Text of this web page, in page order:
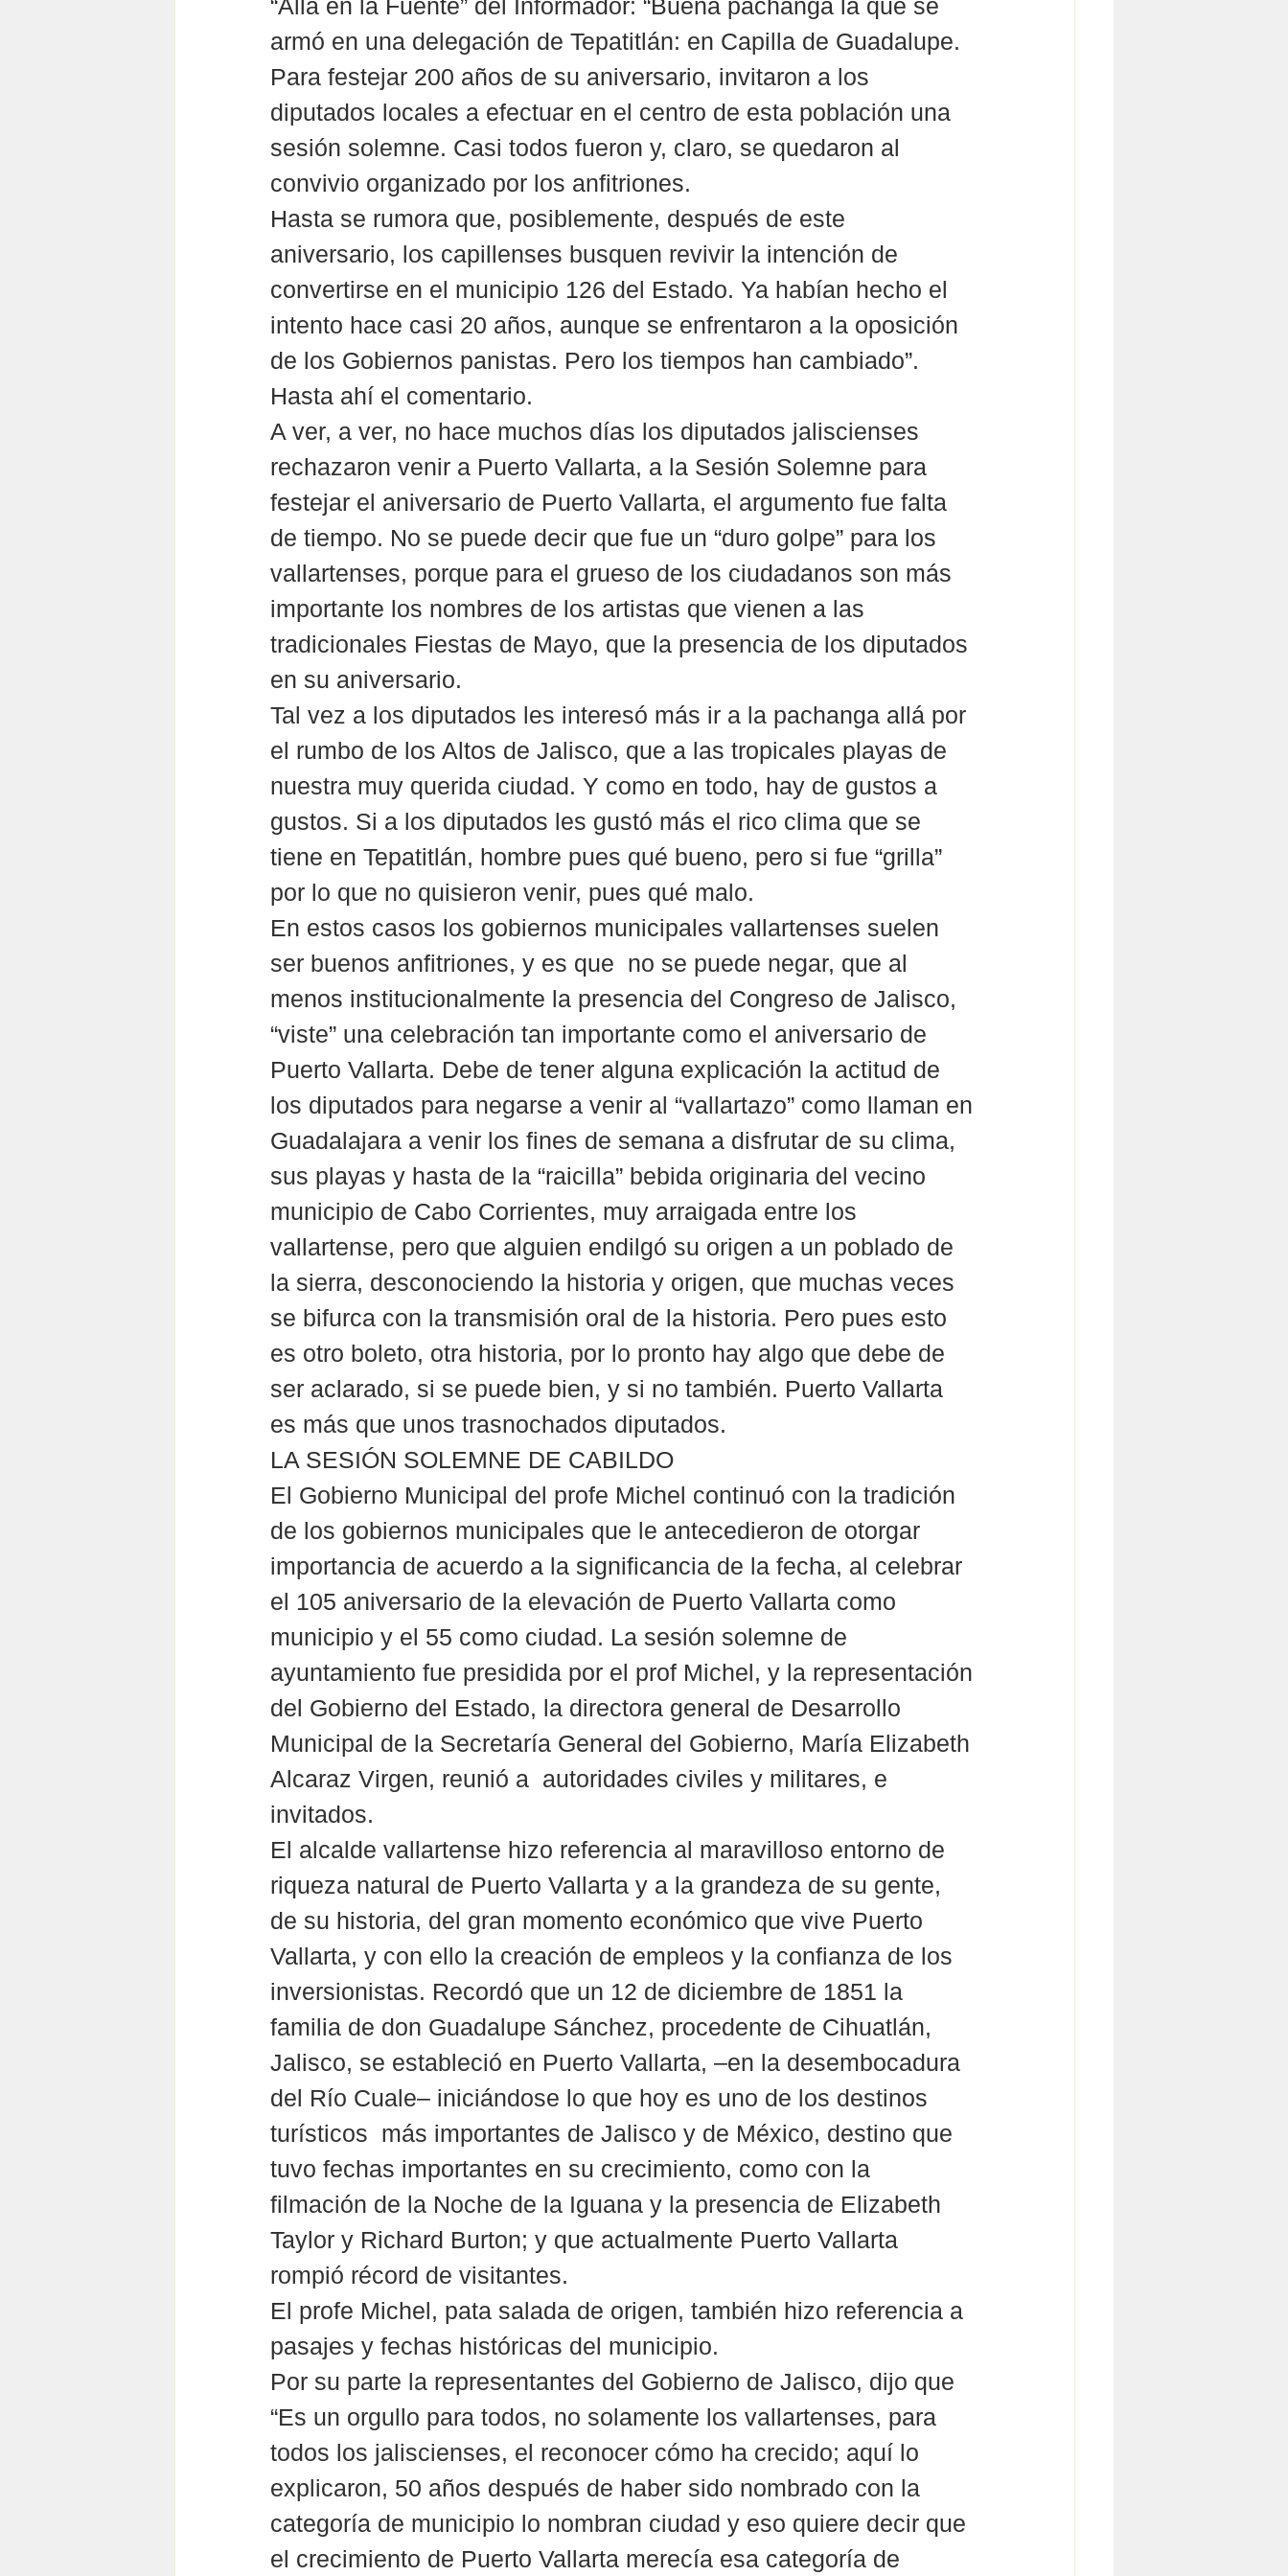
“Allá en la Fuente” del Informador: “Buena pachanga la que se
armó en una delegación de Tepatitlán: en Capilla de Guadalupe.
Para festejar 200 años de su aniversario, invitaron a los
diputados locales a efectuar en el centro de esta población una
sesión solemne. Casi todos fueron y, claro, se quedaron al
convivio organizado por los anfitriones.
Hasta se rumora que, posiblemente, después de este
aniversario, los capillenses busquen revivir la intención de
convertirse en el municipio 126 del Estado. Ya habían hecho el
intento hace casi 20 años, aunque se enfrentaron a la oposición
de los Gobiernos panistas. Pero los tiempos han cambiado”.
Hasta ahí el comentario.
A ver, a ver, no hace muchos días los diputados jaliscienses
rechazaron venir a Puerto Vallarta, a la Sesión Solemne para
festejar el aniversario de Puerto Vallarta, el argumento fue falta
de tiempo. No se puede decir que fue un “duro golpe” para los
vallartenses, porque para el grueso de los ciudadanos son más
importante los nombres de los artistas que vienen a las
tradicionales Fiestas de Mayo, que la presencia de los diputados
en su aniversario.
Tal vez a los diputados les interesó más ir a la pachanga allá por
el rumbo de los Altos de Jalisco, que a las tropicales playas de
nuestra muy querida ciudad. Y como en todo, hay de gustos a
gustos. Si a los diputados les gustó más el rico clima que se
tiene en Tepatitlán, hombre pues qué bueno, pero si fue “grilla”
por lo que no quisieron venir, pues qué malo.
En estos casos los gobiernos municipales vallartenses suelen
ser buenos anfitriones, y es que  no se puede negar, que al
menos institucionalmente la presencia del Congreso de Jalisco,
“viste” una celebración tan importante como el aniversario de
Puerto Vallarta. Debe de tener alguna explicación la actitud de
los diputados para negarse a venir al “vallartazo” como llaman en
Guadalajara a venir los fines de semana a disfrutar de su clima,
sus playas y hasta de la “raicilla” bebida originaria del vecino
municipio de Cabo Corrientes, muy arraigada entre los
vallartense, pero que alguien endilgó su origen a un poblado de
la sierra, desconociendo la historia y origen, que muchas veces
se bifurca con la transmisión oral de la historia. Pero pues esto
es otro boleto, otra historia, por lo pronto hay algo que debe de
ser aclarado, si se puede bien, y si no también. Puerto Vallarta
es más que unos trasnochados diputados.
LA SESIÓN SOLEMNE DE CABILDO
El Gobierno Municipal del profe Michel continuó con la tradición
de los gobiernos municipales que le antecedieron de otorgar
importancia de acuerdo a la significancia de la fecha, al celebrar
el 105 aniversario de la elevación de Puerto Vallarta como
municipio y el 55 como ciudad. La sesión solemne de
ayuntamiento fue presidida por el prof Michel, y la representación
del Gobierno del Estado, la directora general de Desarrollo
Municipal de la Secretaría General del Gobierno, María Elizabeth
Alcaraz Virgen, reunió a  autoridades civiles y militares, e
invitados.
El alcalde vallartense hizo referencia al maravilloso entorno de
riqueza natural de Puerto Vallarta y a la grandeza de su gente,
de su historia, del gran momento económico que vive Puerto
Vallarta, y con ello la creación de empleos y la confianza de los
inversionistas. Recordó que un 12 de diciembre de 1851 la
familia de don Guadalupe Sánchez, procedente de Cihuatlán,
Jalisco, se estableció en Puerto Vallarta, –en la desembocadura
del Río Cuale– iniciándose lo que hoy es uno de los destinos
turísticos  más importantes de Jalisco y de México, destino que
tuvo fechas importantes en su crecimiento, como con la
filmación de la Noche de la Iguana y la presencia de Elizabeth
Taylor y Richard Burton; y que actualmente Puerto Vallarta
rompió récord de visitantes.
El profe Michel, pata salada de origen, también hizo referencia a
pasajes y fechas históricas del municipio.
Por su parte la representantes del Gobierno de Jalisco, dijo que
“Es un orgullo para todos, no solamente los vallartenses, para
todos los jaliscienses, el reconocer cómo ha crecido; aquí lo
explicaron, 50 años después de haber sido nombrado con la
categoría de municipio lo nombran ciudad y eso quiere decir que
el crecimiento de Puerto Vallarta merecía esa categoría de